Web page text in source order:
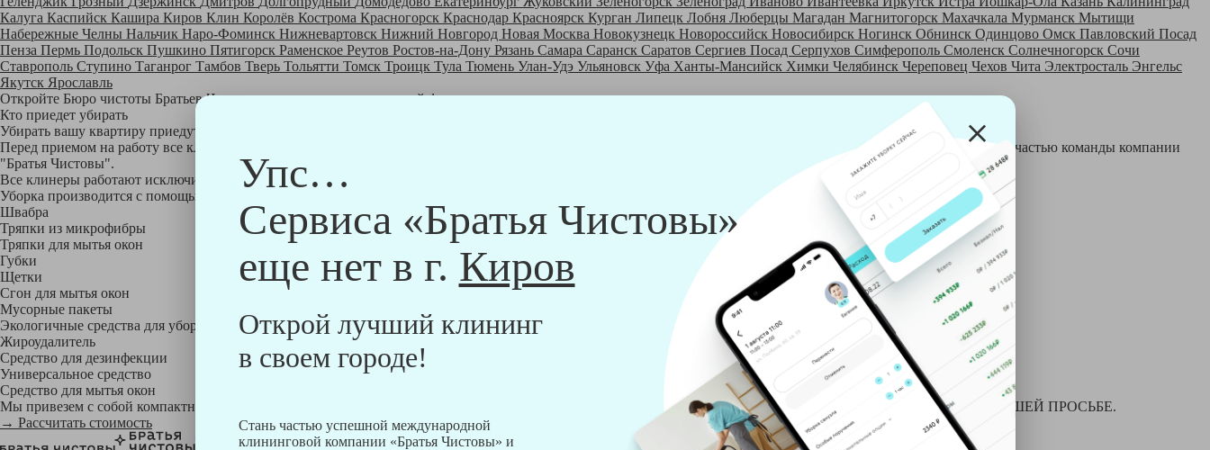
Упс…
Сервиса «Братья Чистовы»
еще нет в г. Киров
Открой лучший клининг
в своем городе!
Стань частью успешной международной
клининговой компании «Братья Чистовы» и
Калуга Каспийск Кашира Киров Клин Королёв Кострома Красногорск Краснодар Красноярск Курган Липецк Лобня Люберцы Магадан Магнитогорск Махачкала Мурманск Мытищи
Набережные Челны Нальчик Наро-Фоминск Нижневартовск Нижний Новгород Новая Москва Новокузнецк Новороссийск Новосибирск Ногинск Обнинск Одинцово Омск Павловский Посад
Пенза Пермь Подольск Пушкино Пятигорск Раменское Реутов Ростов-на-Дону Рязань Самара Саранск Саратов Сергиев Посад Серпухов Симферополь Смоленск Солнечногорск Сочи
Ставрополь Ступино Таганрог Тамбов Тверь Тольятти Томск Троицк Тула Тюмень Улан-Удэ Ульяновск Уфа Ханты-Мансийск Химки Челябинск Череповец Чехов Чита Электросталь Энгельс
Якутск Ярославль
Откройте Бюро чистоты Братьев Чистовых в своем городе понашей франшизе
Кто приедет убирать
Убирать вашу квартиру приедут профессионально обученные клинеры - русские девушки, в возрасте от 24 до 40 лет.
Перед приемом на работу все клинеры проходят аттестацию в нашем обучающем центре, а также проверку в службе безопасности и только после этого становятся частью команды компании
"Братья Чистовы".
Все клинеры работают исключительно в форме с логотипом компании "Братья Чистовы".
Уборка производится с помощью профессиональных технических и химический средств, которые наши клинеры привозят с собой:
Швабра
Тряпки из микрофибры
Тряпки для мытья окон
Губки
Щетки
Сгон для мытья окон
Мусорные пакеты
Экологичные средства для уборки немецкой марки Kiehl:
Жироудалитель
Средство для дезинфекции
Универсальное средство
Средство для мытья окон
Мы привезем с собой компактный профессиональный пылесос фирмы Soteco, а также утюг, ведро, парогенератор, аппарат для химчистки и многое другое ПО ВАШЕЙ ПРОСЬБЕ.
→ Рассчитать стоимость